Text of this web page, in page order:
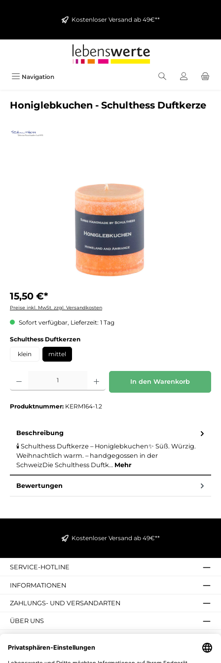
Kostenloser Versand ab 49€**
Navigation
Honiglebkuchen - Schulthess Duftkerze
15,50 €*
Preise inkl. MwSt. zzgl. Versandkosten
Sofort verfügbar, Lieferzeit: 1 Tag
Schulthess Duftkerzenauswählen
klein mittel
Produkt Anzahl: Gib den gewünschten Wert ein oder benutze die Schaltflächen um
In den Warenkorb
Produktnummer: KERM164-1.2
Beschreibung
🕯️ Schulthess Duftkerze – Honiglebkuchen✨ Süß. Würzig.
Weihnachtlich warm. – handgegossen in der
SchweizDie Schulthess Duftk… Mehr
Bewertungen
Kostenloser Versand ab 49€**
SERVICE-HOTLINE
INFORMATIONEN
ZAHLUNGS- UND VERSANDARTEN
ÜBER UNS